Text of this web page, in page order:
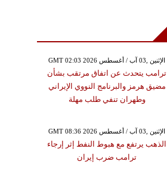
GMT 02:03 2026 الإثنين ,03 آب / أغسطس
ترامب يتحدث عن اتفاق مرتقب بشأن
مضيق هرمز والبرنامج النووي الإيراني
وطهران تنفي طلب مهلة
GMT 08:36 2026 الإثنين ,03 آب / أغسطس
الذهب يرتفع مع هبوط النفط إثر إرجاء
ترامب ضرب إيران